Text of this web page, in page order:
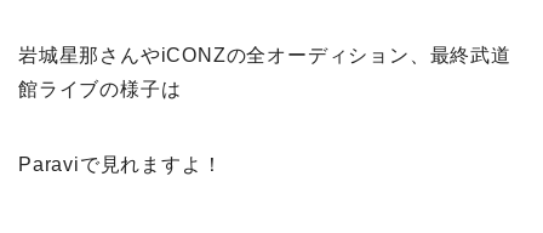
岩城星那さんやiCONZの全オーディション、最終武道
館ライブの様子は
Paraviで見れますよ！